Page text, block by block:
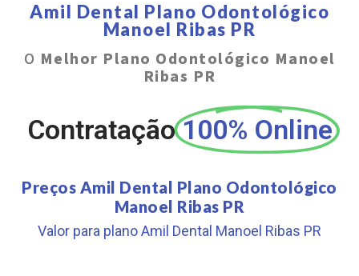
Amil Dental Plano Odontológico
Manoel Ribas PR
O Melhor Plano Odontológico Manoel
Ribas PR
Contratação 100% Online
Preços Amil Dental Plano Odontológico
Manoel Ribas PR
Valor para plano Amil Dental Manoel Ribas PR